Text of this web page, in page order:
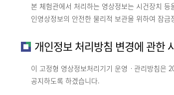
본 체험관에서 처리하는 영상정보는 시건장치
인영상정보의 안전한 물리적 보관을 위하여 잠금
개인정보 처리방침 변경에 관한
이 고정형 영상정보처리기기 운영ㆍ관리방침은
공지하도록 하겠습니다.